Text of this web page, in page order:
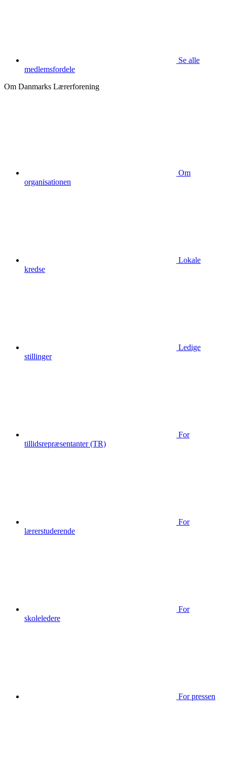
Se alle
medlemsfordele
Om Danmarks Lærerforening
Om
organisationen
Lokale
kredse
Ledige
stillinger
For
tillidsrepræsentanter (TR)
For
lærerstuderende
For
skoleledere
For pressen